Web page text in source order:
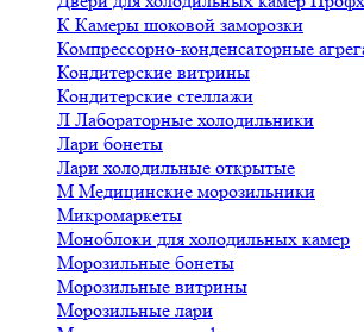
К Камеры шоковой заморозки
Компрессорно-конденсаторные
Кондитерские витрины
Кондитерские стеллажи
Л Лабораторные холодильники
Лари бонеты
Лари холодильные открытые
М Медицинские морозильники
Микромаркеты
Моноблоки для холодильных камер
Морозильные бонеты
Морозильные витрины
Морозильные лари